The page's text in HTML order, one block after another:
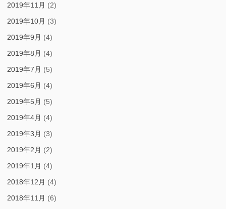
2019年11月 (2)
2019年10月 (3)
2019年9月 (4)
2019年8月 (4)
2019年7月 (5)
2019年6月 (4)
2019年5月 (5)
2019年4月 (4)
2019年3月 (3)
2019年2月 (2)
2019年1月 (4)
2018年12月 (4)
2018年11月 (6)